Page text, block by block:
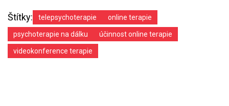
Štítky: telepsychoterapie online terapie
psychoterapie na dálku účinnost online terapie
videokonference terapie